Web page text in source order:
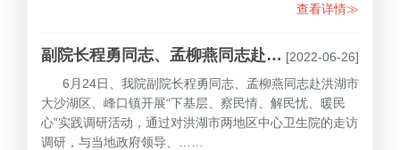
查看详情≫
[2022-06-26]
副院长程勇同志、孟柳燕同志赴洪湖市大沙湖区、峰口镇开展“下基层、察民情、解民忧、暖民心”调研活动
6月24日、我院副院长程勇同志、孟柳燕同志赴洪湖市
大沙湖区、峰口镇开展“下基层、察民情、解民忧、暖民
心”实践调研活动，通过对洪湖市两地区中心卫生院的走访
调研，与当地政府领导、……